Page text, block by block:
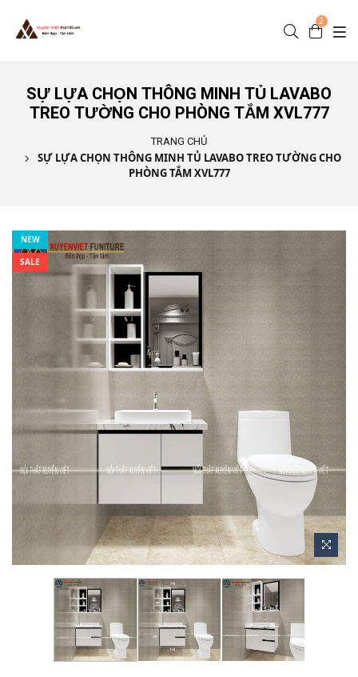
2
SỰ LỰA CHỌN THÔNG MINH TỦ LAVABO
TREO TƯỜNG CHO PHÒNG TẮM XVL777
TRANG CHỦ
SỰ LỰA CHỌN THÔNG MINH TỦ LAVABO TREO TƯỜNG CHO
PHÒNG TẮM XVL777
NEW
SALE